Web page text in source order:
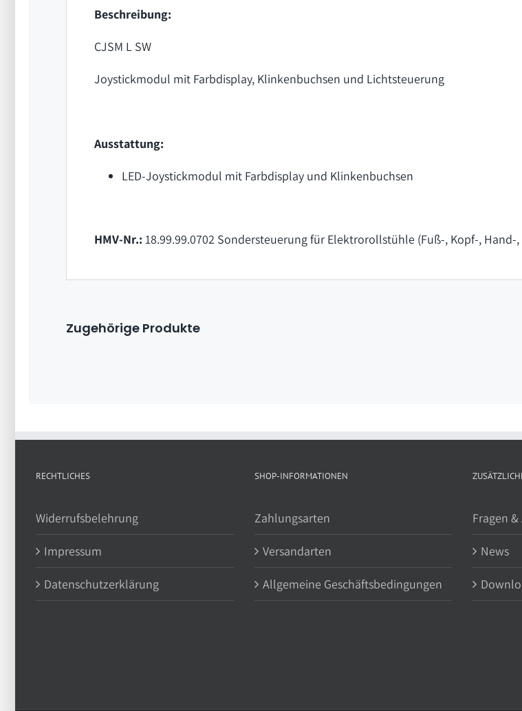
Beschreibung:
CJSM L SW
Joystickmodul mit Farbdisplay, Klinkenbuchsen und Lichtsteuerung
Ausstattung:
LED-Joystickmodul mit Farbdisplay und Klinkenbuchsen
HMV-Nr.: 18.99.99.0702 Sondersteuerung für Elektrorollstühle (Fuß-, Kopf-, Hand-
Zugehörige Produkte
RECHTLICHES
Widerrufsbelehrung
Impressum
Datenschutzerklärung
SHOP-INFORMATIONEN
Zahlungsarten
Versandarten
Allgemeine Geschäftsbedingungen
Fragen
News